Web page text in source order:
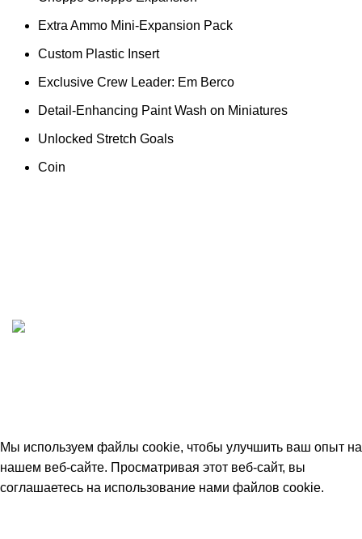
Extra Ammo Mini-Expansion Pack
Custom Plastic Insert
Exclusive Crew Leader: Em Berco
Detail-Enhancing Paint Wash on Miniatures
Unlocked Stretch Goals
Coin
Мы используем файлы cookie, чтобы улучшить ваш опыт на
нашем веб-сайте. Просматривая этот веб-сайт, вы
соглашаетесь на использование нами файлов cookie.